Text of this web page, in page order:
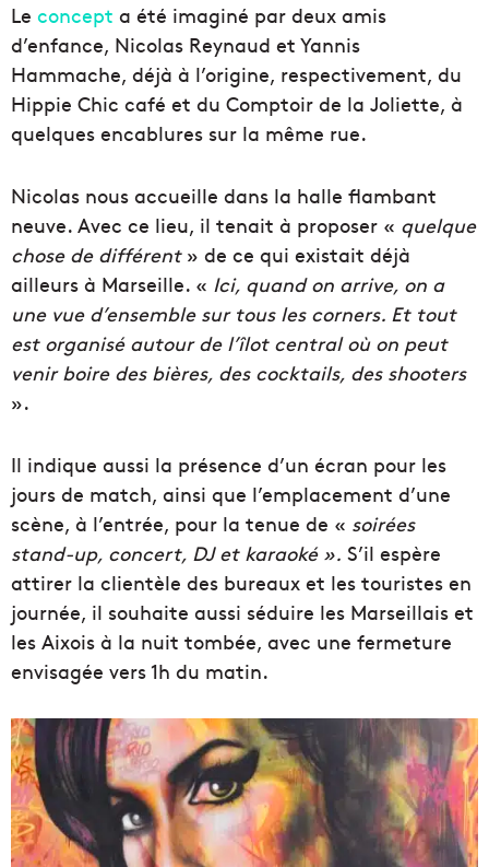
Le concept a été imaginé par deux amis
d’enfance, Nicolas Reynaud et Yannis
Hammache, déjà à l’origine, respectivement, du
Hippie Chic café et du Comptoir de la Joliette, à
quelques encablures sur la même rue.
Nicolas nous accueille dans la halle flambant
neuve. Avec ce lieu, il tenait à proposer « quelque
chose de différent» de ce qui existait déjà
ailleurs à Marseille. « Ici, quand on arrive, on a
une vue d’ensemble sur tous les corners. Et tout
est organisé autour de l’îlot central où on peut
venir boire des bières, des cocktails, des shooters
».
Il indique aussi la présence d’un écran pour les
jours de match, ainsi que l’emplacement d’une
scène, à l’entrée, pour la tenue de « soirées
stand-up, concert, DJ et karaoké ». S’il espère
attirer la clientèle des bureaux et les touristes en
journée, il souhaite aussi séduire les Marseillais et
les Aixois à la nuit tombée, avec une fermeture
envisagée vers 1h du matin.